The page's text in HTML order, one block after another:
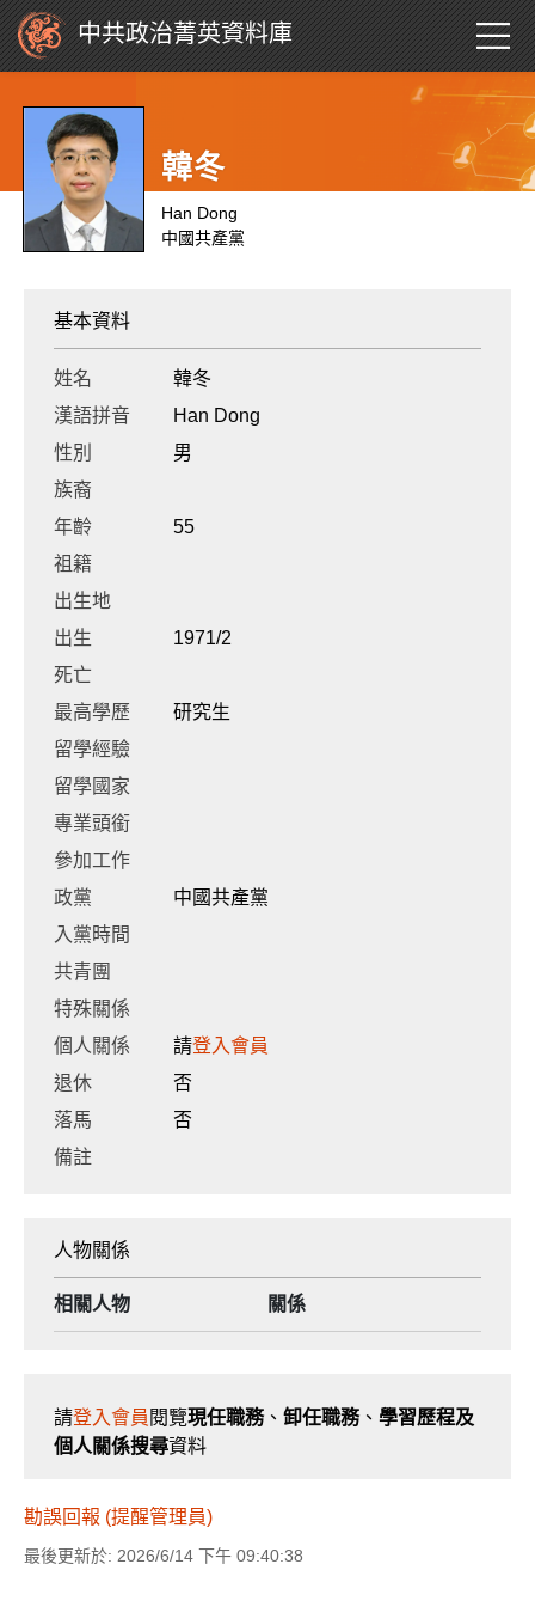
中共政治菁英資料庫
韓冬
Han Dong
中國共產黨
基本資料
姓名
韓冬
漢語拼音
Han Dong
性別
男
族裔
年齡
55
祖籍
出生地
出生
1971/2
死亡
最高學歷
研究生
留學經驗
留學國家
專業頭銜
參加工作
政黨
中國共產黨
入黨時間
共青團
特殊關係
個人關係
請登入會員
退休
否
落馬
否
備註
人物關係
相關人物 關係
請登入會員 閱覽現任職務、 卸任職務、 學習歷程及
個人關係搜尋資料
勘誤回報 (提醒管理員)
最後更新於: 2026/6/14 下午 09:40:38